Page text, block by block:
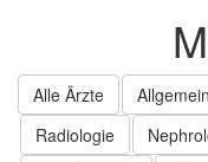
Alle Ärzte
Radiologie